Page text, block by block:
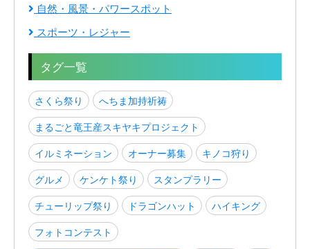
自然・風景・パワースポット
スポーツ・レジャー
タグ一覧
さくら祭り
へちま加持祈祷
まるごと竜王産スキヤキプロジェクト
イルミネーション
オーナー募集
キノコ狩り
グルメ
ケンケト祭り
スタンプラリー
チューリップ祭り
ドラゴンハット
ハイキング
フォトコンテスト